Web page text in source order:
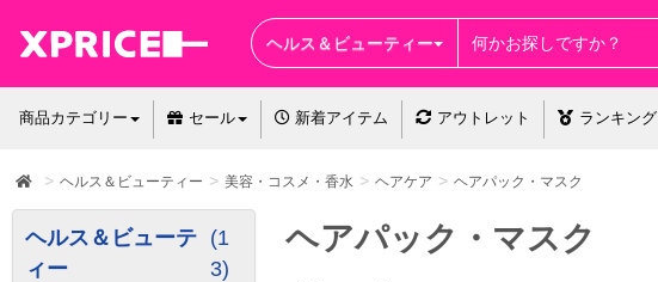
ヘルス＆ビューティー
商品カテゴリー セール 新着アイテム アウトレット ランキング
ヘアパック・マスク
ヘルス＆ビューテ
ィー
(1
3)
ヘルス＆ビューティー 美容・コスメ・香水 ヘアケア ヘアパック・マスク